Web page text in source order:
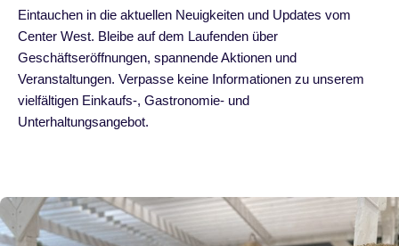
Eintauchen in die aktuellen Neuigkeiten und Updates vom
Center West. Bleibe auf dem Laufenden über
Geschäftseröffnungen, spannende Aktionen und
Veranstaltungen. Verpasse keine Informationen zu unserem
vielfältigen Einkaufs-, Gastronomie- und
Unterhaltungsangebot.